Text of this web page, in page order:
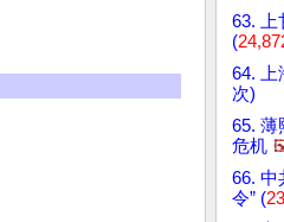
63. 上
(
64. 上
次)
65. 薄
危机
66. 中
令” (